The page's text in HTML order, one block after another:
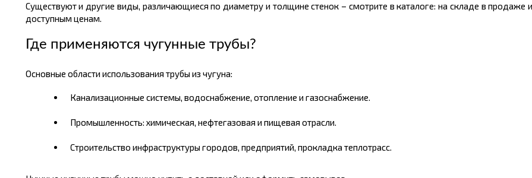
Существуют и другие виды, различающиеся по диаметру и толщине стенок – смотрите в каталоге: на складе в продаже
доступным ценам.
Где применяются чугунные трубы?
Основные области использования трубы из чугуна:
Канализационные системы, водоснабжение, отопление и газоснабжение.
Промышленность: химическая, нефтегазовая и пищевая отрасли.
Строительство инфраструктуры городов, предприятий, прокладка теплотрасс.